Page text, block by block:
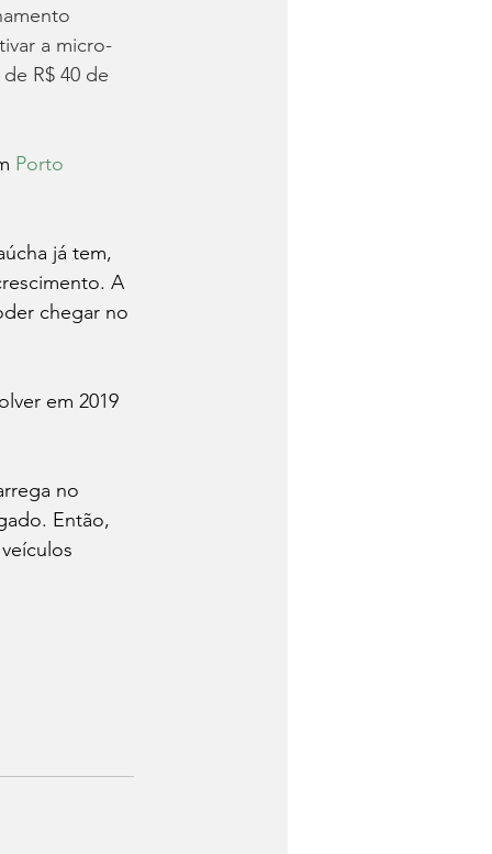
a micro-
R$ 40 de
Porto
já tem,
A
chegar no
em 2019
no
Então,